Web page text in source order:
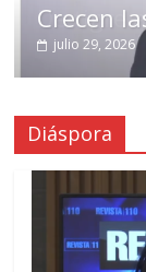
Crecen
julio 29, 2026
Diáspora